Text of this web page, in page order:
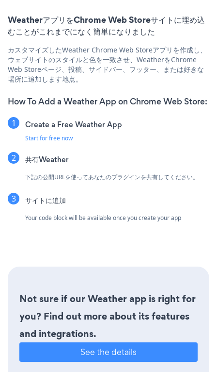
WeatherアプリをChrome Web Storeサイトに埋め込
むことがこれまでになく簡単になりました
カスタマイズしたWeather Chrome Web Storeアプリを作成し、
ウェブサイトのスタイルと色を一致させ、WeatherをChrome
Web Storeページ、投稿、サイドバー、フッター、または好きな
場所に追加します地点。
How To Add a Weather App on Chrome Web Store:
Create a Free Weather App
Start for free now
共有Weather
下記の公開URLを使ってあなたのプラグインを共有してください。
サイトに追加
Your code block will be available once you create your app
Not sure if our Weather app is right for
you? Find out more about its features
and integrations.
See the details